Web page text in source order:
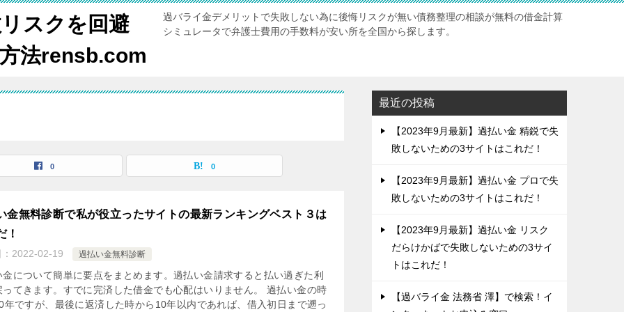
スクを回避
法rensb.com
過バライ金デメリットで失敗しない為に後悔リスクが無い債務整理の相談が無料の借金計算
シミュレータで弁護士費用の手数料が安い所を全国から探します。
0 0
金無料診断で私が役立ったサイトの最新ランキングベスト３は
！
2022-02-19 過払い金無料診断
金について簡単に要点をまとめます。過払い金請求すると払い過ぎた利
ってきます。すでに完済した借金でも心配はいりません。 過払い金の時
年ですが、最後に返済した時から10年以内であれば、借入初日まで遡っ
最近の投稿
【2023年9月最新】過払い金 精鋭で失
敗しないための3サイトはこれだ！
【2023年9月最新】過払い金 プロで失
敗しないための3サイトはこれだ！
【2023年9月最新】過払い金 リスク
だらけかばで失敗しないための3サイ
トはこれだ！
【過バライ金 法務省 澤】で検索！イ